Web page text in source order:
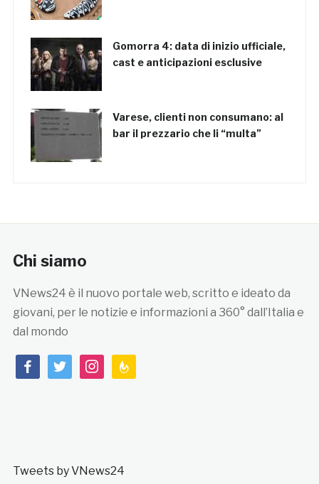
Gomorra 4: data di inizio ufficiale,
cast e anticipazioni esclusive
Varese, clienti non consumano: al
bar il prezzario che li “multa”
Chi siamo
VNews24 è il nuovo portale web, scritto e ideato da
giovani, per le notizie e informazioni a 360° dall’Italia e
dal mondo
facebooktwitterinstagramfeedburner
Tweets by VNews24